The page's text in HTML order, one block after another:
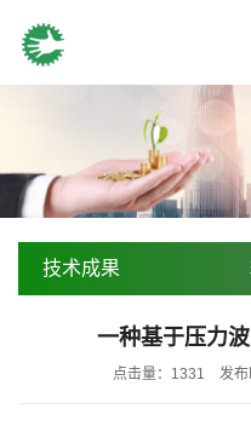
技术成果
一种基于压力
点击量：1331 发